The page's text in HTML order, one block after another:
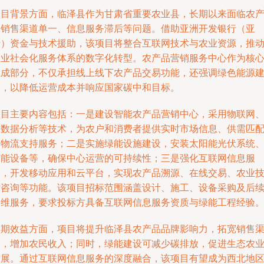
背景方面，临泽县作为甘肃省重要农业县，长期以来面临农产
售渠道单一、信息服务滞后等问题。借助亚洲开发银行（亚
资金与技术援助，该项目将整合互联网技术与农业资源，推动
社会化服务体系的数字化转型。农产品营销服务中心作为核心
部分，不仅承担线上线下农产品交易功能，还强调绿色能源建
以降低运营成本并响应国家碳中和目标。
主要内容包括：一是建设智能农产品营销中心，采用物联网、
据分析等技术，为农户和消费者提供实时市场信息、供需匹配
流支持服务；二是实施绿能设施建设，安装太阳能光伏系统、
设备等，确保中心运营的可持续性；三是强化互联网信息服
开发移动应用和云平台，实现农产品溯源、在线交易、农业技
询等功能。该项目招标范围涵盖设计、施工、设备采购及后续
服务，要求投标方具备互联网信息服务资质与绿能工程经验。
效益方面，项目将提升临泽县农产品品牌影响力，拓宽销售渠
增加农民收入；同时，绿能建设可减少碳排放，促进生态农业
。通过互联网信息服务的深度融合，该项目有望成为西北地区